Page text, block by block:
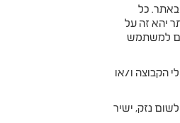
באתר. כל
יהא זה על
למשתמש
הקבוצה ו/או
נזק, ישיר